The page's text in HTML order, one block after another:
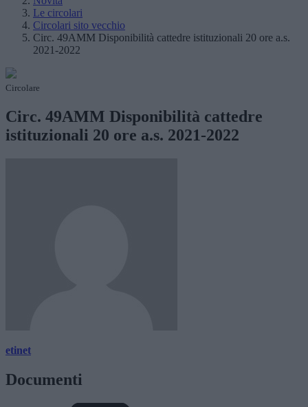
Le circolari
Circolari sito vecchio
Circ. 49AMM Disponibilità cattedre istituzionali 20 ore a.s.
2021-2022
Circolare
Circ. 49AMM Disponibilità cattedre
istituzionali 20 ore a.s. 2021-2022
etinet
Documenti